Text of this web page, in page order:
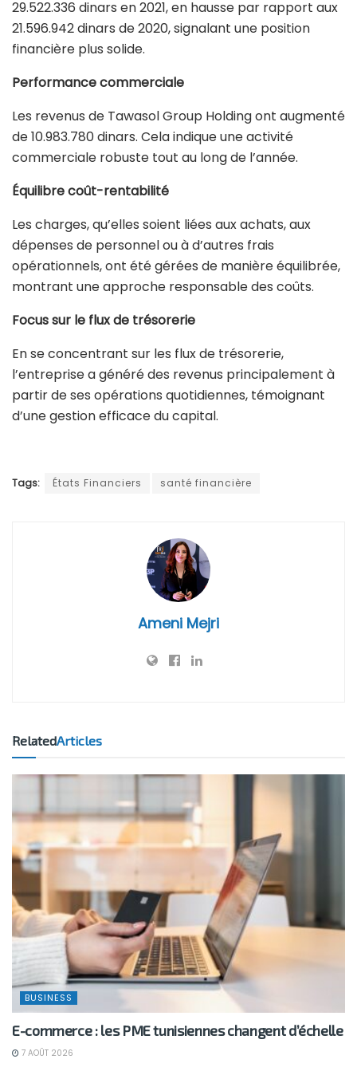
29.522.336 dinars en 2021, en hausse par rapport aux
21.596.942 dinars de 2020, signalant une position
financière plus solide.
Performance commerciale
Les revenus de Tawasol Group Holding ont augmenté
de 10.983.780 dinars. Cela indique une activité
commerciale robuste tout au long de l’année.
Équilibre coût-rentabilité
Les charges, qu’elles soient liées aux achats, aux
dépenses de personnel ou à d’autres frais
opérationnels, ont été gérées de manière équilibrée,
montrant une approche responsable des coûts.
Focus sur le flux de trésorerie
En se concentrant sur les flux de trésorerie,
l’entreprise a généré des revenus principalement à
partir de ses opérations quotidiennes, témoignant
d’une gestion efficace du capital.
Tags: États Financiers santé financière
Ameni Mejri
RelatedArticles
BUSINESS
E-commerce : les PME tunisiennes changent d’échelle
7 AOÛT 2026